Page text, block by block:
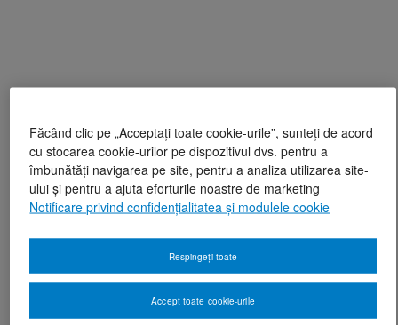
Făcând clic pe „Acceptați toate cookie-urile”, sunteți de acord
cu stocarea cookie-urilor pe dispozitivul dvs. pentru a
îmbunătăți navigarea pe site, pentru a analiza utilizarea site-
ului și pentru a ajuta eforturile noastre de marketing
Notificare privind confidențialitatea și modulele cookie
Respingeți toate
Accept toate cookie-urile